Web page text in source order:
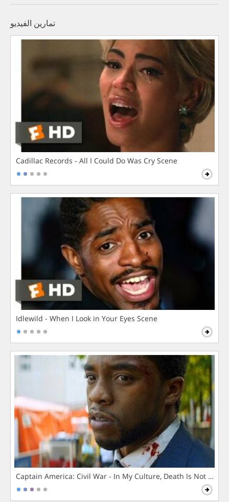
تمارين الفيديو
Cadillac Records - All I Could Do Was Cry Scene
Idlewild - When I Look in Your Eyes Scene
Captain America: Civil War - In My Culture, Death Is Not The